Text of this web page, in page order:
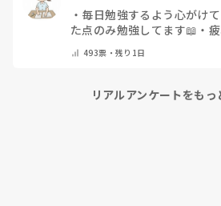
・ 毎日勉強するよう心がけ
た点のみ勉強してます📖 ・
（コメントで教えてください
493票・残り1日
リアルアンケートをもっ